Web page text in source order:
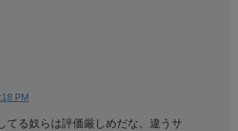
PM
てる奴らは評価厳しめだな。違うサ